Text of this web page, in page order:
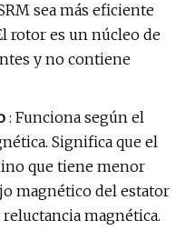
sea más eficiente
rotor es un núcleo de
y no contiene
: Funciona según el
Significa que el
que tiene menor
magnético del estator
magnética.